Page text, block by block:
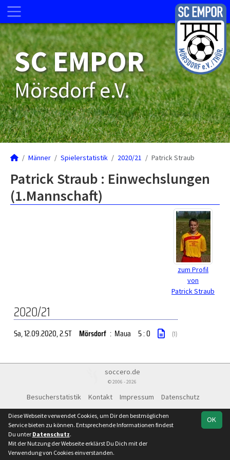
SC EMPOR
Mörsdorf e.V.
Männer Spielerstatistik 2020/21 Patrick Straub
Patrick Straub : Einwechslungen
(1.Mannschaft)
zum Profil
von
Patrick Straub
2020/21
Sa, 12.09.2020, 2.ST Mörsdorf : Maua 5 : 0 (1)
soccero.de
© 2006 - 2026
Besucherstatistik Kontakt Impressum Datenschutz
OK
Diese Webseite verwendet Cookies, um Dir den bestmöglichen
Service bieten zu können. Entsprechende Informationen findest
Du unter Datenschutz.
Mit der Nutzung der Webseite erklärst Du Dich mit der
Verwendung von Cookies einverstanden.